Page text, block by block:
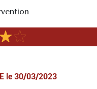
le 30/03/2023